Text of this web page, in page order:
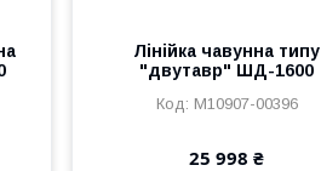
Лінійка чавунна типу
"двутавр" ШД-1600
M10907-00396
25 998 ₴